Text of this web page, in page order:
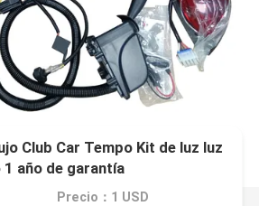
Club Car Tempo Kit de luz luz
año de garantía
Precio：1 USD